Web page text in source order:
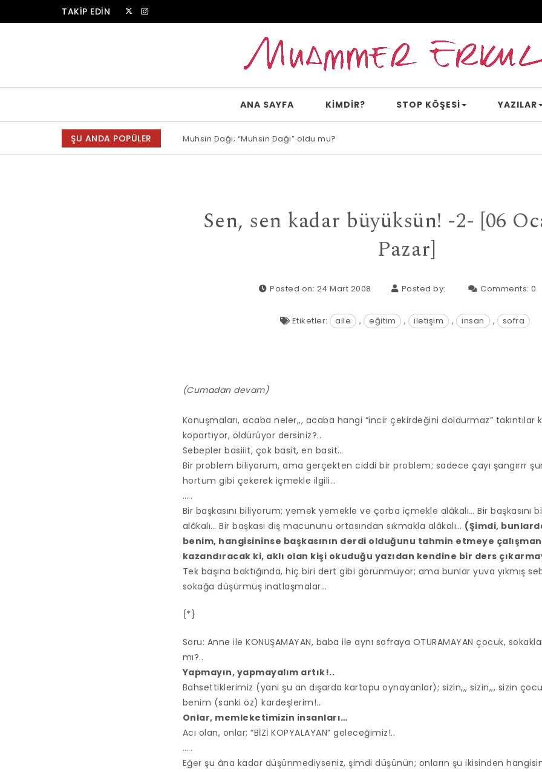
Skip to contentTAKİP EDİN
ANA SAYFA KİMDİR? STOP KÖŞESI YAZILAR
ŞU ANDA POPÜLER Muhsin Dağı; “Muhsin Dağı” oldu mu?
Allah bir, dese sözüne inanır mısın?
Sen, sen kadar büyüksün! -2- [06
Pazar]
Posted on: 24 Mart 2008 Posted by: Comments: 0
Etiketler: aile , eğitim , iletişim , insan , sofra
(Cumadan devam)
Konuşmaları, acaba neler,,, acaba hangi “incir çekirdeğini doldurmaz” takıntılar
kopartıyor, öldürüyor dersiniz?..
Sebepler basiiit, çok basit, en basit…
Bir problem biliyorum, ama gerçekten ciddi bir problem; sadece çayı şangırrr
hortum gibi çekerek içmekle ilgili…
…..
Bir başkasını biliyorum; yemek yemekle ve çorba içmekle alâkalı… Bir başkasını
alâkalı… Bir başkası diş macununu ortasından sıkmakla alâkalı… (Şimdi,
benim, hangisininse başkasının derdi olduğunu tahmin etmeye
kazandıracak ki, aklı olan kişi okuduğu yazıdan kendine bir ders
Tek başına baktığında, hiç biri dert gibi görünmüyor; ama bunlar yuva yıkmış
sokağa düşürmüş inatlaşmalar…
{*}
Soru: Anne ile KONUŞAMAYAN, baba ile aynı sofraya OTURAMAYAN çocuk,
mı?..
Yapmayın, yapmayalım artık!..
Bahsettiklerimiz (yani şu an dışarda kartopu oynayanlar); sizin,,, sizin,,, sizin
benim (sanki öz) kardeşlerim!..
Onlar, memleketimizin insanları…
Acı olan, onlar; “BİZİ KOPYALAYAN” geleceğimiz!..
…..
Eğer şu âna kadar düşünmediyseniz, şimdi düşünün; onların şu ikisinden